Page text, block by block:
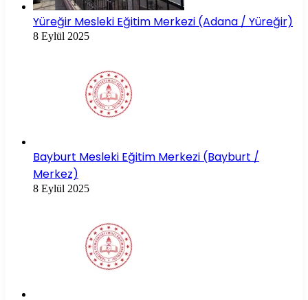
Yüreğir Mesleki Eğitim Merkezi (Adana / Yüreğir)
8 Eylül 2025
Bayburt Mesleki Eğitim Merkezi (Bayburt /
Merkez)
8 Eylül 2025